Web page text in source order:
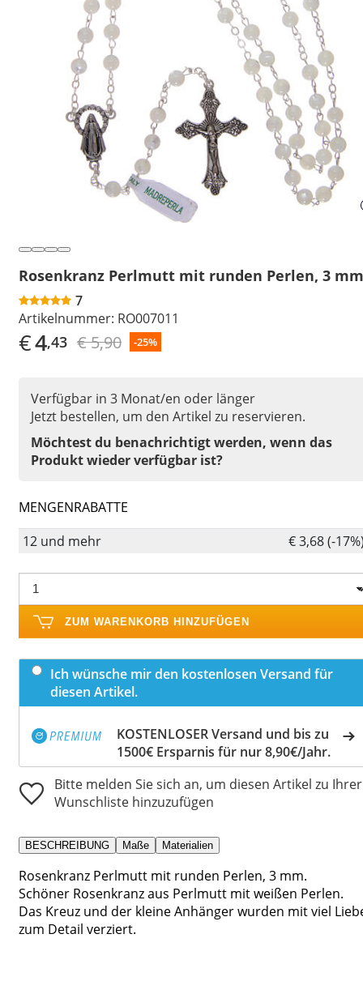
Rosenkranz Perlmutt mit runden Perlen, 3 mm
7
Artikelnummer: RO007011
€4,43 € 5,90 -25%
Verfügbar in 3 Monat/en oder länger
Jetzt bestellen, um den Artikel zu reservieren.
Möchtest du benachrichtigt werden, wenn das
Produkt wieder verfügbar ist?
MENGENRABATTE
12 und mehr
€ 3,68 (-
ZUM WARENKORB HINZUFÜGEN
Ich wünsche mir den kostenlosen Versand für
diesen Artikel.
KOSTENLOSER Versand und bis zu
1500€ Ersparnis für nur 8,90€/Jahr.
Bitte melden Sie sich an, um diesen Artikel zu Ihrer
Wunschliste hinzuzufügen
BESCHREIBUNG Maße Materialien
Rosenkranz Perlmutt mit runden Perlen, 3 mm.
Schöner Rosenkranz aus Perlmutt mit weißen Perlen.
Das Kreuz und der kleine Anhänger wurden mit viel
zum Detail verziert.